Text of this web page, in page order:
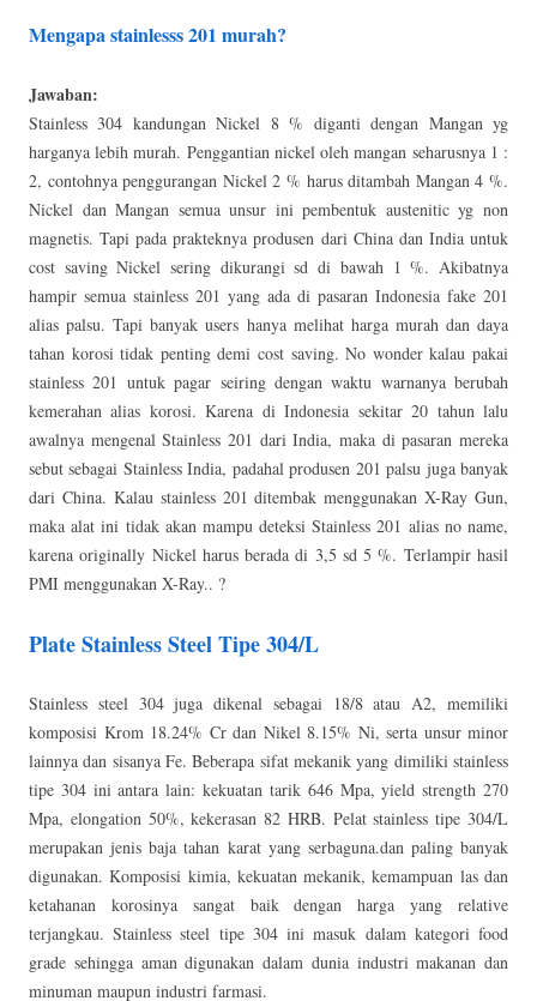
Mengapa stainlesss 201 murah?
Jawaban:
Stainless 304 kandungan Nickel 8 % diganti dengan Mangan yg
harganya lebih murah. Penggantian nickel oleh mangan seharusnya 1 :
2, contohnya penggurangan Nickel 2 % harus ditambah Mangan 4 %.
Nickel dan Mangan semua unsur ini pembentuk austenitic yg non
magnetis. Tapi pada prakteknya produsen dari China dan India untuk
cost saving Nickel sering dikurangi sd di bawah 1 %. Akibatnya
hampir semua stainless 201 yang ada di pasaran Indonesia fake 201
alias palsu. Tapi banyak users hanya melihat harga murah dan daya
tahan korosi tidak penting demi cost saving. No wonder kalau pakai
stainless 201 untuk pagar seiring dengan waktu warnanya berubah
kemerahan alias korosi. Karena di Indonesia sekitar 20 tahun lalu
awalnya mengenal Stainless 201 dari India, maka di pasaran mereka
sebut sebagai Stainless India, padahal produsen 201 palsu juga banyak
dari China. Kalau stainless 201 ditembak menggunakan X-Ray Gun,
maka alat ini tidak akan mampu deteksi Stainless 201 alias no name,
karena originally Nickel harus berada di 3,5 sd 5 %. Terlampir hasil
PMI menggunakan X-Ray.. ?
Plate Stainless Steel Tipe 304/L
Stainless steel 304 juga dikenal sebagai 18/8 atau A2, memiliki
komposisi Krom 18.24% Cr dan Nikel 8.15% Ni, serta unsur minor
lainnya dan sisanya Fe. Beberapa sifat mekanik yang dimiliki stainless
tipe 304 ini antara lain: kekuatan tarik 646 Mpa, yield strength 270
Mpa, elongation 50%, kekerasan 82 HRB. Pelat stainless tipe 304/L
merupakan jenis baja tahan karat yang serbaguna.dan paling banyak
digunakan. Komposisi kimia, kekuatan mekanik, kemampuan las dan
ketahanan korosinya sangat baik dengan harga yang relative
terjangkau. Stainless steel tipe 304 ini masuk dalam kategori food
grade sehingga aman digunakan dalam dunia industri makanan dan
minuman maupun industri farmasi.